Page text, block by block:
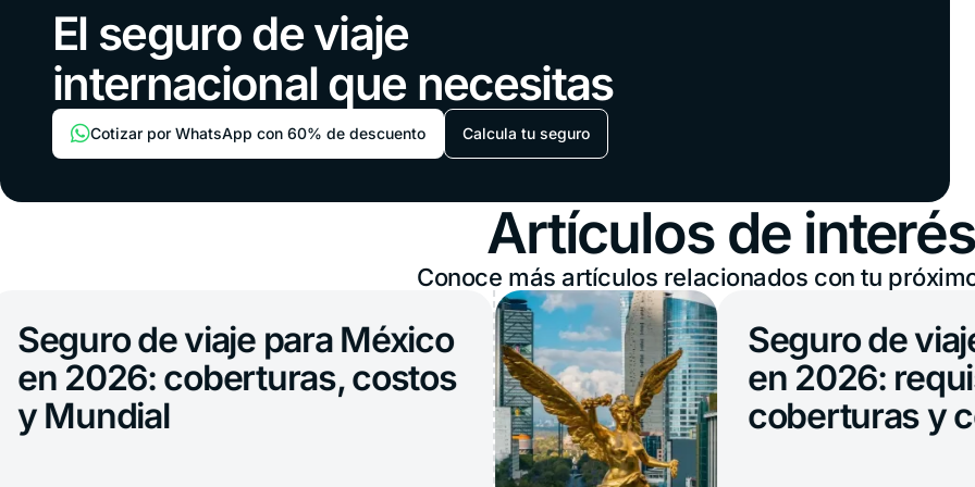
El seguro de viaje
internacional que necesitas
Cotizar por WhatsApp con 60% de descuento Calcula tu seguro
Artículos de interés
Conoce más artículos relacionados con tu
de viaje para México
coberturas, costos
Seguro de viaje para
en 2026: requisitos,
coberturas y costos